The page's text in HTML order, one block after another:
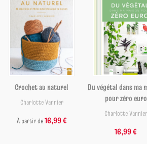
Crochet au naturel
Charlotte Vannier
À partir de16,99 €
Du végétal dans ma
pour zéro euro
Charlotte Vannier
16,99 €